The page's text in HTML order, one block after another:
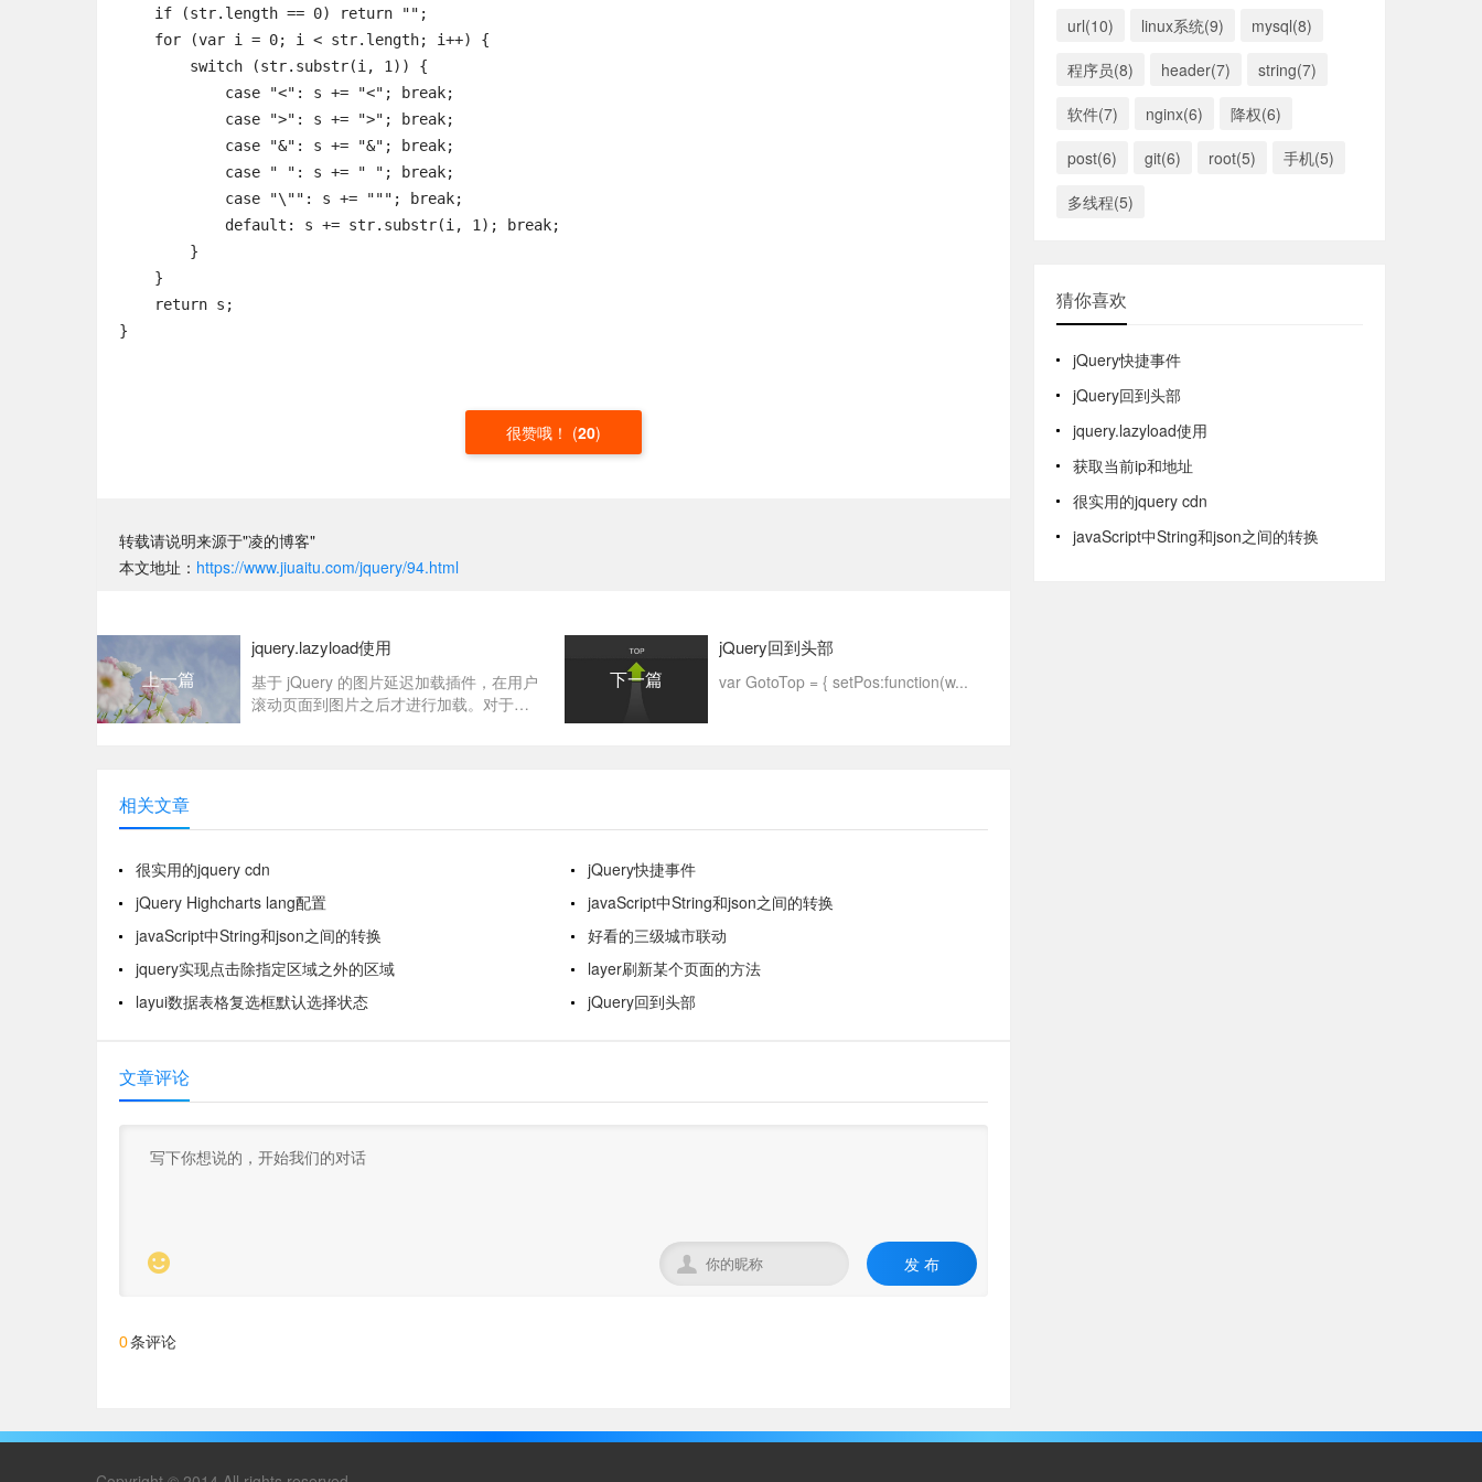
if (str.length == 0) return "";
for (var i = 0; i < str.length; i++) {
switch (str.substr(i, 1)) {
case "<": s += "<"; break;
case ">": s += ">"; break;
case "&": s += "&"; break;
case " ": s += " "; break;
case "\"": s += """; break;
default: s += str.substr(i, 1); break;
}
}
return s;
}
很赞哦！ (20)
转载请说明来源于"凌的博客"
本文地址： https://www.jiuaitu.com/jquery/94.html
上一篇
jquery.lazyload使用
基于 jQuery 的图片延迟加载插件，在用户
滚动页面到图片之后才进行加载。对于有
下一篇
jQuery回到头部
var GotoTop = { setPos:function(w...
相关文章
很实用的jquery cdn
jQuery快捷事件
jQuery Highcharts lang配置
javaScript中String和json之间的转换
javaScript中String和json之间的转换
好看的三级城市联动
jquery实现点击除指定区域之外的区域
layer刷新某个页面的方法
layui数据表格复选框默认选择状态
jQuery回到头部
文章评论
 发 布

0条评论
url(10) linux系统(9)
mysql(8)
程序员(8)
header(7)
string(7)
软件(7)
nginx(6)
降权(6)
post(6)
git(6) root(5)
手机(5)
多线程(5)
猜你喜欢
jQuery快捷事件
jQuery回到头部
jquery.lazyload使用
获取当前ip和地址
很实用的jquery cdn
javaScript中String和json之间的转换